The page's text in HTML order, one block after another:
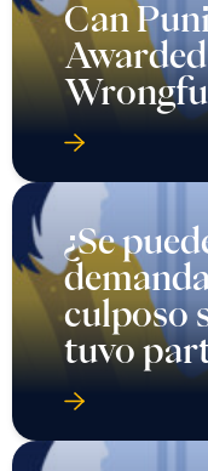
Can
¿Se
culposo
tuvo